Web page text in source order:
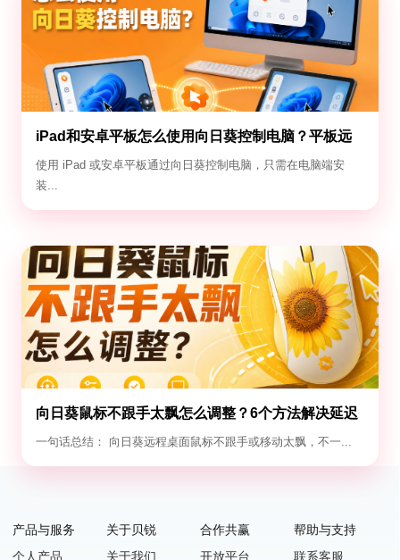
iPad和安卓平板怎么使用向日葵控制电脑？平板远
控电脑教程
使用 iPad 或安卓平板通过向日葵控制电脑，只需在电脑端安
装...
向日葵鼠标不跟手太飘怎么调整？6个方法解决延迟
与漂移
一句话总结： 向日葵远程桌面鼠标不跟手或移动太飘，不一...
产品与服务
个人产品
关于贝锐
关于我们
合作共赢
开放平台
帮助与支持
联系客服